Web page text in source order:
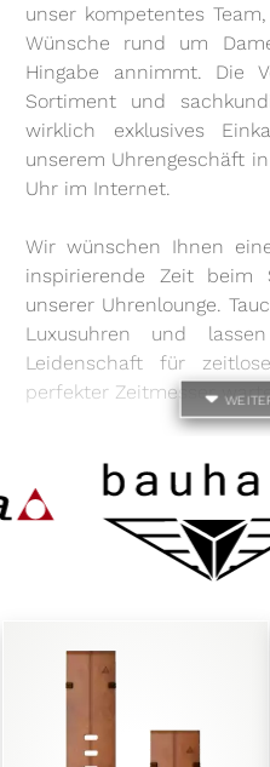
unser kompetentes
Wünsche rund um
Hingabe annimmt. Die
Sortiment und
wirklich exklusives
unserem Uhrengeschäft
Uhr im Internet.
Wir wünschen Ihnen
inspirierende Zeit beim
unserer Uhrenlounge.
Luxusuhren und
Leidenschaft für
perfekter Zeitmesser